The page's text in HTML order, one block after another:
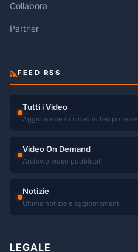
Collabora
Partner
FEED RSS
Tutti i Video
Aggiornamenti video in tempo reale
Video On Demand
Archivio video pubblicati
Notizie
Ultime notizie e aggiornamenti
LEGALE